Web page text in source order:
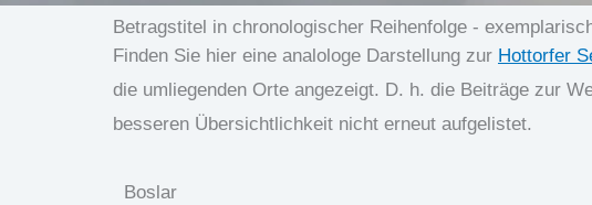
Betragstitel in chronologischer Reihenfolge -
Finden Sie hier eine analologe Darstellung zur Hottorfer
die umliegenden Orte angezeigt. D. h. die Beiträge zur
besseren Übersichtlichkeit nicht erneut aufgelistet.
Boslar